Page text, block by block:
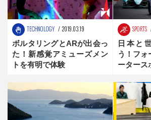
TECHNOLOGY 2019.03.19
ボルタリングとARが出会っ
た！新感覚アミューズメン
トを有明で体験
SPORTS
日本と
う！フォ
ータース